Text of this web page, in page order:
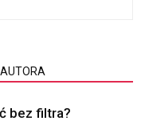
bez filtra?